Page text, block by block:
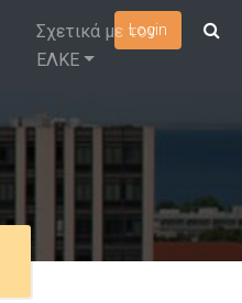
Login
Σχετικά με τον
ΕΛΚΕ